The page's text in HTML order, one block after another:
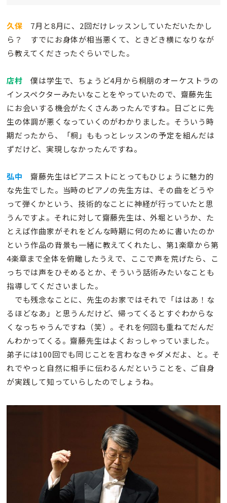
久保 7月と8月に、2回だけレッスンしていただいたかし
ら？ すでにお身体が相当悪くて、ときどき横になりなが
ら教えてくださったぐらいでした。
店村 僕は学生で、ちょうど4月から桐朋のオーケストラの
インスペクターみたいなことをやっていたので、齋藤先生
にお会いする機会がたくさんあったんですね。日ごとに先
生の体調が悪くなっていくのがわかりました。そういう時
期だったから、「桐」ももっとレッスンの予定を組んだは
ずだけど、実現しなかったんですね。
弘中 齋藤先生はピアニストにとってもひじょうに魅力的
な先生でした。当時のピアノの先生方は、その曲をどうや
って弾くかという、技術的なことに神経が行っていたと思
うんですよ。それに対して齋藤先生は、外堀というか、た
とえば作曲家がそれをどんな時期に何のために書いたのか
という作品の背景も一緒に教えてくれたし、第1楽章から第
4楽章まで全体を俯瞰したうえで、ここで声を荒げたら、こ
っちでは声をひそめるとか、そういう話術みたいなことも
指導してくださいました。
でも残念なことに、先生のお家ではそれで「ははあ！な
るほどなあ」と思うんだけど、帰ってくるとすぐわからな
くなっちゃうんですね（笑）。それを何回も重ねてだんだ
んわかってくる。齋藤先生はよくおっしゃっていました。
弟子には100回でも同じことを言わなきゃダメだよ、と。そ
れでやっと自然に相手に伝わるんだということを、ご自身
が実践して知っていらしたのでしょうね。